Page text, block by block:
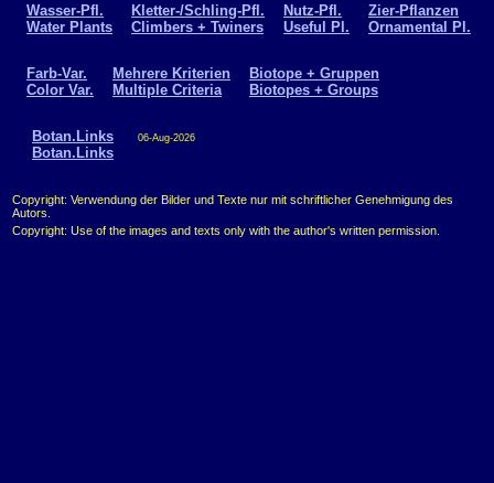
Wasser-Pfl.
Water Plants
Kletter-/Schling-Pfl.
Climbers + Twiners
Nutz-Pfl.
Useful Pl.
Zier-Pflanzen
Ornamental Pl.
Farb-Var.
Color Var.
Mehrere Kriterien
Multiple Criteria
Biotope + Gruppen
Biotopes + Groups
Botan.Links
Botan.Links
06-Aug-2026
Copyright: Verwendung der Bilder und Texte nur mit schriftlicher Genehmigung des
Autors.
Copyright: Use of the images and texts only with the author's written permission.